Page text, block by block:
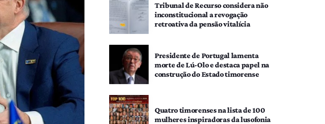
Tribunal de Recurso considera não
inconstitucional a revogação
retroativa da pensão vitalícia
Presidente de Portugal lamenta
morte de Lú-Olo e destaca papel na
construção do Estado timorense
Quatro timorenses na lista de 100
mulheres inspiradoras da lusofonia